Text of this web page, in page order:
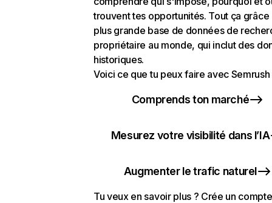
trouvent tes opportunités. Tout ça grâce
plus grande base de données de
propriétaire au monde, qui inclut des
historiques.
Voici ce que tu peux faire avec Semrush
Comprends ton marché
Mesurez votre visibilité dans l’IA
Augmenter le trafic naturel
Tu veux en savoir plus ? Crée un compte